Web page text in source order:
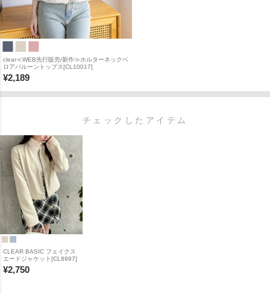
clear≪WEB先行販売/新作≫ホルターネックベ
ロアバルーントップス[CL10017]
¥2,189
チェックしたアイテム
CLEAR BASIC フェイクス
エードジャケット[CL8997]
¥2,750